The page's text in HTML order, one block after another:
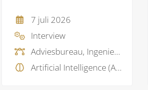
7 juli 2026
Interview
Adviesbureau, Ingenieursbureau
Artificial Intelligence (AI), BIM protocol, BIM visie, Model checking, Projectmanagement